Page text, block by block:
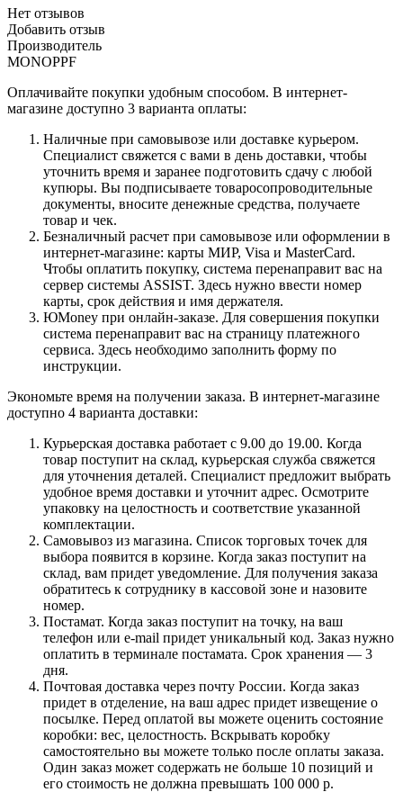
Нет отзывов
Добавить отзыв
Производитель
MONOPPF
Оплачивайте покупки удобным способом. В интернет-
магазине доступно 3 варианта оплаты:
Наличные при самовывозе или доставке курьером.
Специалист свяжется с вами в день доставки, чтобы
уточнить время и заранее подготовить сдачу с любой
купюры. Вы подписываете товаросопроводительные
документы, вносите денежные средства, получаете
товар и чек.
Безналичный расчет при самовывозе или оформлении в
интернет-магазине: карты МИР, Visa и MasterCard.
Чтобы оплатить покупку, система перенаправит вас на
сервер системы ASSIST. Здесь нужно ввести номер
карты, срок действия и имя держателя.
ЮMoney при онлайн-заказе. Для совершения покупки
система перенаправит вас на страницу платежного
сервиса. Здесь необходимо заполнить форму по
инструкции.
Экономьте время на получении заказа. В интернет-магазине
доступно 4 варианта доставки:
Курьерская доставка работает с 9.00 до 19.00. Когда
товар поступит на склад, курьерская служба свяжется
для уточнения деталей. Специалист предложит выбрать
удобное время доставки и уточнит адрес. Осмотрите
упаковку на целостность и соответствие указанной
комплектации.
Самовывоз из магазина. Список торговых точек для
выбора появится в корзине. Когда заказ поступит на
склад, вам придет уведомление. Для получения заказа
обратитесь к сотруднику в кассовой зоне и назовите
номер.
Постамат. Когда заказ поступит на точку, на ваш
телефон или e-mail придет уникальный код. Заказ нужно
оплатить в терминале постамата. Срок хранения — 3
дня.
Почтовая доставка через почту России. Когда заказ
придет в отделение, на ваш адрес придет извещение о
посылке. Перед оплатой вы можете оценить состояние
коробки: вес, целостность. Вскрывать коробку
самостоятельно вы можете только после оплаты заказа.
Один заказ может содержать не больше 10 позиций и
его стоимость не должна превышать 100 000 р.